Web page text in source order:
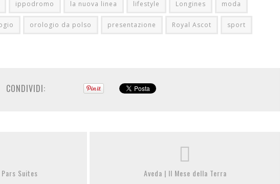
ippodromo la nuova linea lifestyle Longines moda
orologio da polso presentazione Royal Ascot sport
CONDIVIDI:
Pars Suites Aveda | Il Mese della Terra